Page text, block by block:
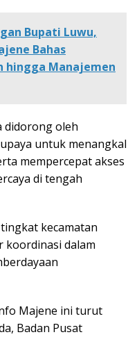
Bupati Luwu,
Bahas
hingga Manajemen
didorong oleh
untuk menangkal
mempercepat akses
di tengah
kecamatan
koordinasi dalam
Majene ini turut
Badan Pusat